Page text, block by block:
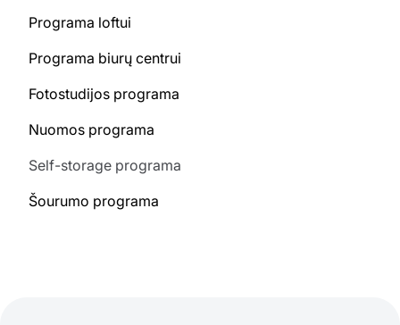
Programa loftui
Programa biurų centrui
Fotostudijos programa
Nuomos programa
Self-storage programa
Šourumo programa